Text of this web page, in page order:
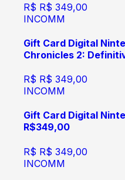
R$ R$ 349,00
INCOMM
Gift Card Digital
Chronicles 2:
R$ R$ 349,00
INCOMM
Gift Card Digital
R$349,00
R$ R$ 349,00
INCOMM